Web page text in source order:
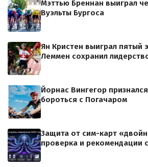
Мэттью Бреннан выиграл
Вуэльты Бургоса
Ян Кристен выиграл пятый
Леммен сохранил
Йорнас Вингегор
бороться с Погачаром
Защита от сим-карт
проверка и рекомендации